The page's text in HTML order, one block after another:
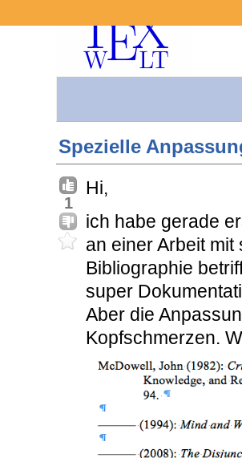
Spezielle
1
Hi,
ich habe gerade
an einer Arbeit
Bibliographie
super
Aber die
Kopfschmerzen.